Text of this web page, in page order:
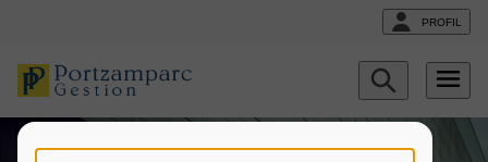
PROFIL
Afficher
le
formulaire
recherche
Podcast Horizon Durable :
Réindustrialiser la France